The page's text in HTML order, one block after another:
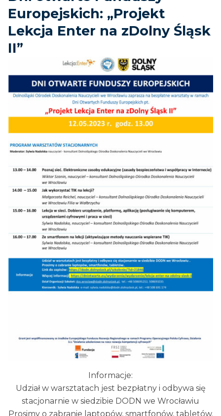
Europejskich: „Projekt
Lekcja Enter na zDolny Śląsk
II”
Informacje:
Udział w warsztatach jest bezpłatny i odbywa się
stacjonarnie w siedzibie DODN we Wrocławiu
Prosimy o zabranie laptopów, smartfonów, tabletów.